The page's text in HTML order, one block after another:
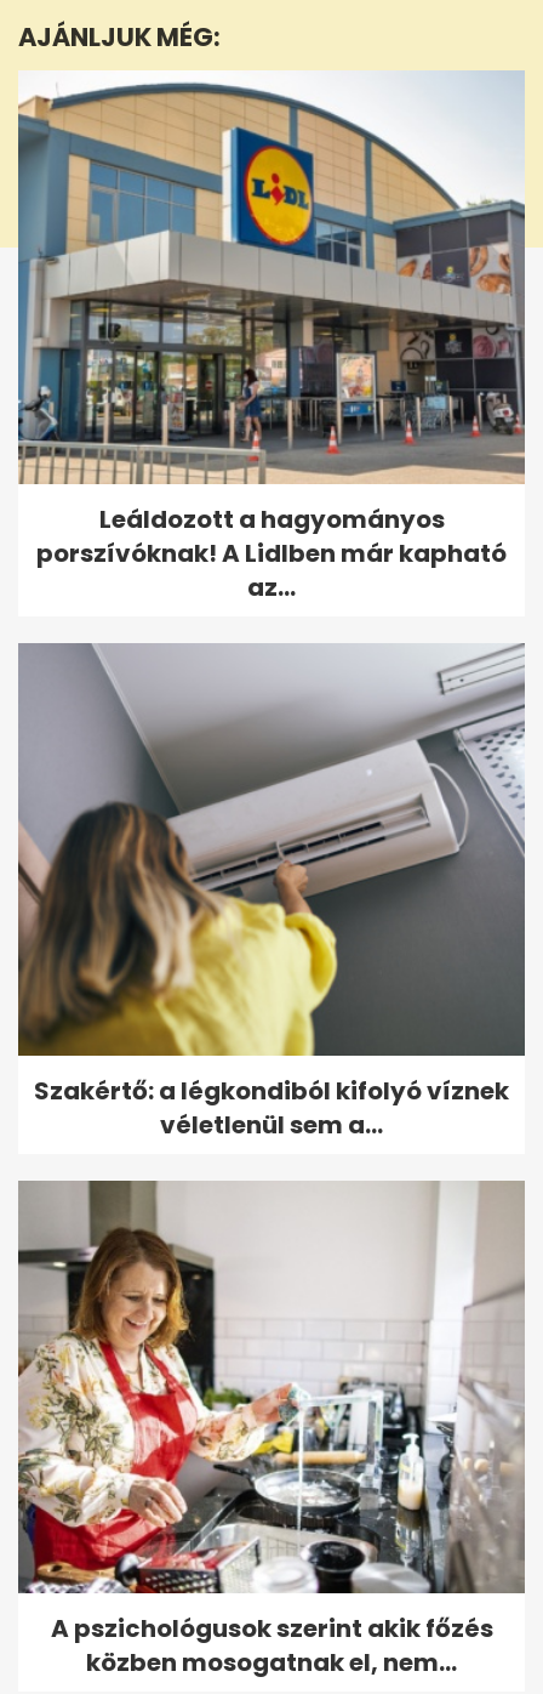
5
seconds
AJÁNLJUK MÉG:
Leáldozott a hagyományos
porszívóknak! A Lidlben már kapható
az...
Szakértő: a légkondiból kifolyó víznek
véletlenül sem a...
A pszichológusok szerint akik főzés
közben mosogatnak el, nem...